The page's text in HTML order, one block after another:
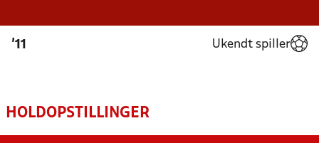
'11 Ukendt spiller
HOLDOPSTILLINGER